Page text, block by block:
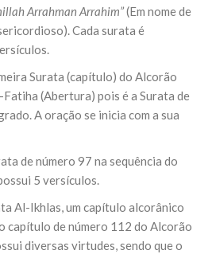
Arrahman Arrahim”(Em nome de
Cada surata é
Surata (capítulo) do Alcorão
Fatiha (Abertura) pois é a Surata de
A oração se inicia com a sua
de número 97 na sequência do
5 versículos.
Al-Ikhlas, um capítulo alcorânico
capítulo de número 112 do Alcorão
diversas virtudes, sendo que o